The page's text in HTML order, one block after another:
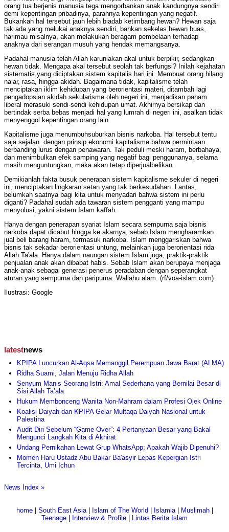
orang tua berjenis manusia tega mengorbankan anak kandungnya sendiri
demi kepentingan pribadinya, parahnya kepentingan yang negatif.
Bukankah hal tersebut jauh lebih biadab ketimbang hewan? Hewan saja
tak ada yang melukai anaknya sendiri, bahkan sekelas hewan buas,
harimau misalnya, akan melakukan beragam pembelaan terhadap
anaknya dari serangan musuh yang hendak memangsanya.
Padahal manusia telah Allah karuniakan akal untuk berpikir, sedangkan
hewan tidak. Mengapa akal tersebut seolah tak berfungsi? Inilah kejahatan
sistematis yang diciptakan sistem kapitalis hari ini. Membuat orang hilang
nalar, rasa, hingga akidah. Bagaimana tidak, kapitalisme telah
menciptakan iklim kehidupan yang berorientasi materi, ditambah lagi
pengadopsian akidah sekularisme oleh negeri ini, menjadikan paham
liberal merasuki sendi-sendi kehidupan umat. Akhirnya bersikap dan
bertindak serba bebas menjadi hal yang lumrah di negeri ini, asalkan tidak
menyenggol kepentingan orang lain.
Kapitalisme juga menumbuhsuburkan bisnis narkoba. Hal tersebut tentu
saja sejalan dengan prinsip ekonomi kapitalisme bahwa permintaan
berbanding lurus dengan penawaran. Tak peduli meski haram, berbahaya,
dan menimbulkan efek samping yang negatif bagi penggunanya, selama
masih menguntungkan, maka akan tetap diperjualbelikan.
Demikianlah fakta busuk penerapan sistem kapitalisme sekuler di negeri
ini, menciptakan lingkaran setan yang tak berkesudahan. Lantas,
belumkah saatnya bagi kita untuk menyadari bahwa sistem ini perlu
diganti? Padahal sudah ada tawaran sistem pengganti yang mampu
menyolusi, yakni sistem Islam kaffah.
Hanya dengan penerapan syariat Islam secara sempurna saja bisnis
narkoba dapat dicabut hingga ke akarnya, sebab Islam mengharamkan
jual beli barang haram, termasuk narkoba. Islam menggariskan bahwa
bisnis tak sekadar berorientasi untung, melainkan juga berorientasi rida
Allah Ta'ala. Hanya dalam naungan sistem Islam juga, praktik-praktik
penjualan anak akan dibabat habis. Sebab Islam akan berupaya menjaga
anak-anak sebagai generasi penerus peradaban dengan seperangkat
aturan yang sempurna dan paripurna. Wallahu alam. (rf/voa-islam.com)
Ilustrasi: Google
latestnews
KPIPA Luncurkan Al-Aqsa Memanggil Perempuan Jawa Barat (ALMA)
Ridha Suami, Jalan Menuju Ridha Allah
Senyum Manis Seorang Istri: Amal Sederhana yang Bernilai Besar di
Sisi Allah Ta’ala
Hukum Membonceng Wanita Non-Mahram dalam Profesi Ojek Online
Koalisi Daiyah dan KPIPA Gelar Multaqa Daiyah Nasional untuk
Palestina
Audit Diri Sebelum “Game Over”: 4 Pertanyaan Besar yang Bakal
Mengunci Langkah Kita di Akhirat
Undang Pernikahan Lewat Grup WhatsApp; Apakah Wajib Dipenuhi?
Momen Haru Ustadz Abu Bakar Ba'asyir Lepas Kepergian Istri
Tercinta, Umi Ichun
News Index »
home| South East Asia| Islam of The World Islamia| Muslimah|
Teenage
Interview & Profile Lintas Berita Islam